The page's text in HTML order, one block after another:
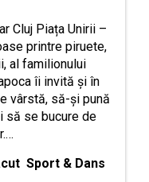
Cluj Piața Unirii –
printre piruete,
al familionului
îi invită și în
vârstă, să-și pună
să se bucure de
Sport & Dans